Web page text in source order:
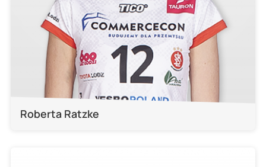
Roberta Ratzke